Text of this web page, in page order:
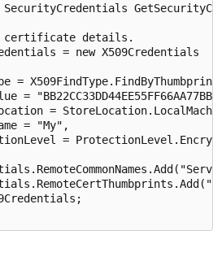
details.
= new X509Credentials
=
=
=
= "My",
=